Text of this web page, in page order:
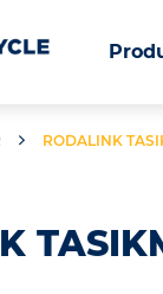
RODALINK